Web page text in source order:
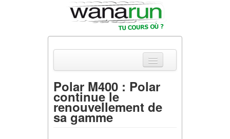
Actualités
Equipements & Tests
Polar M400 : Polar
continue le
renouvellement de
sa gamme